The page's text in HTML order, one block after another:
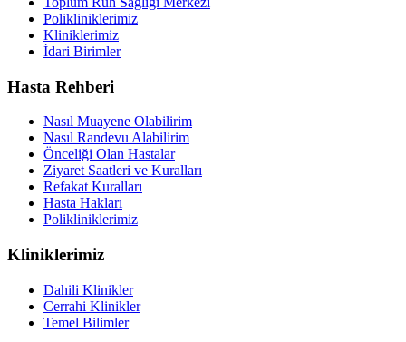
Polikliniklerimiz
Kliniklerimiz
İdari Birimler
Hasta Rehberi
Nasıl Muayene Olabilirim
Nasıl Randevu Alabilirim
Önceliği Olan Hastalar
Ziyaret Saatleri ve Kuralları
Refakat Kuralları
Hasta Hakları
Polikliniklerimiz
Kliniklerimiz
Dahili Klinikler
Cerrahi Klinikler
Temel Bilimler